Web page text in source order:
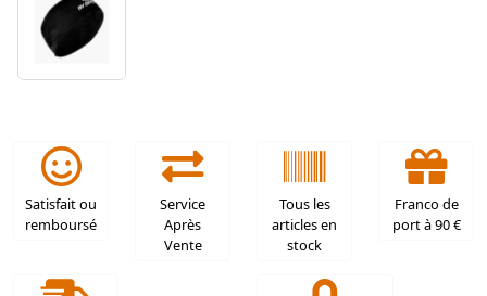
Satisfait ou
remboursé
Service
Après
Vente
Tous les
articles en
stock
Franco de
port à 90 €